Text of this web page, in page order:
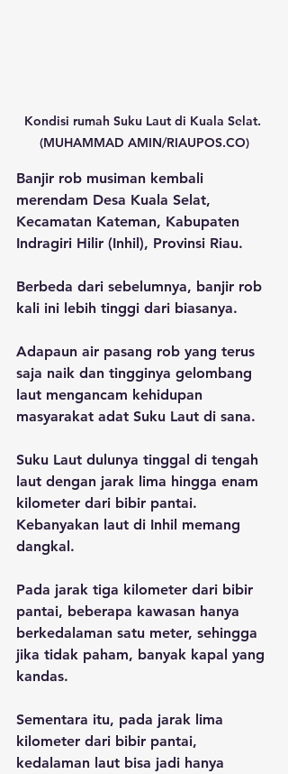
Kondisi rumah Suku Laut di Kuala Selat.
(MUHAMMAD AMIN/RIAUPOS.CO)
Banjir rob musiman kembali
merendam Desa Kuala Selat,
Kecamatan Kateman, Kabupaten
Indragiri Hilir (Inhil), Provinsi Riau.
Berbeda dari sebelumnya, banjir rob
kali ini lebih tinggi dari biasanya.
Adapaun air pasang rob yang terus
saja naik dan tingginya gelombang
laut mengancam kehidupan
masyarakat adat Suku Laut di sana.
Suku Laut dulunya tinggal di tengah
laut dengan jarak lima hingga enam
kilometer dari bibir pantai.
Kebanyakan laut di Inhil memang
dangkal.
Pada jarak tiga kilometer dari bibir
pantai, beberapa kawasan hanya
berkedalaman satu meter, sehingga
jika tidak paham, banyak kapal yang
kandas.
Sementara itu, pada jarak lima
kilometer dari bibir pantai,
kedalaman laut bisa jadi hanya